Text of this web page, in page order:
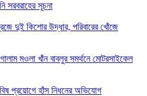
সরবরাহের সূচনা
দুই কিশোর উদ্ধার, পরিবারের খোঁজে
মওলা খাঁন বাবলুর সমর্থনে মোটরসাইকেল
বিষ প্রয়োগে হাঁস নিধনের অভিযোগ